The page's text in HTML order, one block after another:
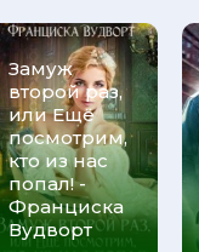
Замуж
второй раз,
или Ещё
посмотрим,
кто из нас
попал! -
Франциска
Вудворт